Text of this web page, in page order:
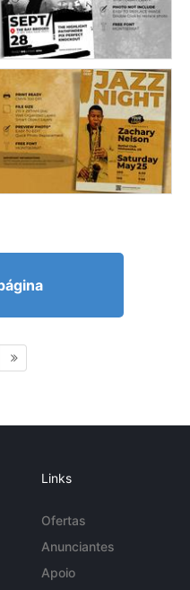
Links
Ofertas
Anunciantes
Apoio